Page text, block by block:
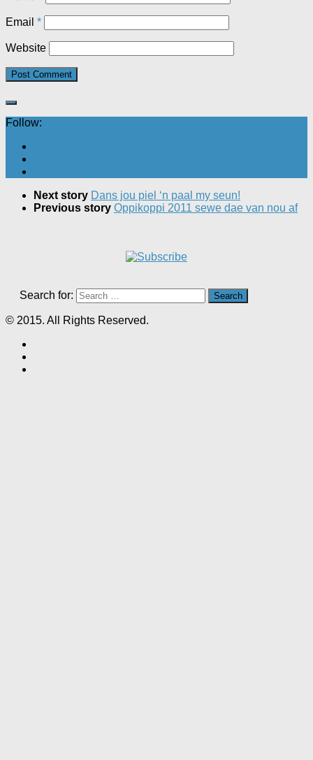
Email *
Website
Follow:
Next story Dans jou piel ‘n paal my seun!
Previous story Oppikoppi 2011 sewe dae van nou af
Search for:
© 2015. All Rights Reserved.